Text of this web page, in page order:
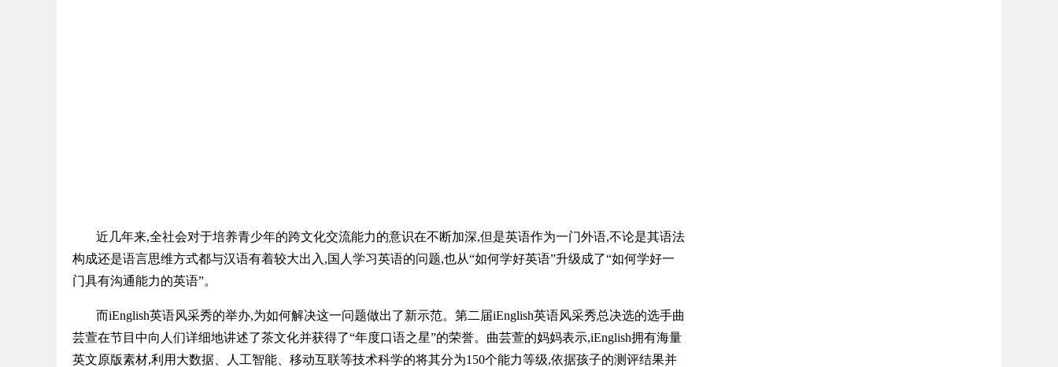
近几年来,全社会对于培养青少年的跨文化交流能力的意识在不断加深,但是英语作为一门外语,不论是其语法
构成还是语言思维方式都与汉语有着较大出入,国人学习英语的问题,也从“如何学好英语”升级成了“如何学好一
门具有沟通能力的英语”。
而iEnglish英语风采秀的举办,为如何解决这一问题做出了新示范。第二届iEnglish英语风采秀总决选的选手曲
芸萱在节目中向人们详细地讲述了茶文化并获得了“年度口语之星”的荣誉。曲芸萱的妈妈表示,iEnglish拥有海量
英文原版素材,利用大数据、人工智能、移动互联等技术科学的将其分为150个能力等级,依据孩子的测评结果并